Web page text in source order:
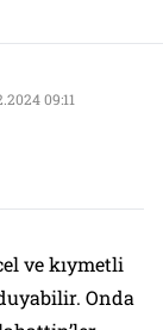
09:11
ve kıymetli
Onda